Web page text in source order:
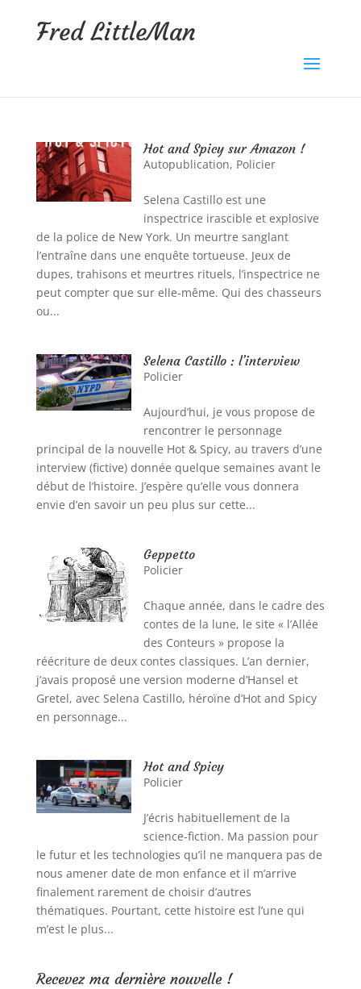
Fred LittleMan
Hot and Spicy sur Amazon !
Autopublication, Policier
Selena Castillo est une
inspectrice irascible et explosive
de la police de New York. Un meurtre sanglant
l’entraîne dans une enquête tortueuse. Jeux de
dupes, trahisons et meurtres rituels, l’inspectrice ne
peut compter que sur elle-même. Qui des chasseurs
ou...
Selena Castillo : l’interview
Policier
Aujourd’hui, je vous propose de
rencontrer le personnage
principal de la nouvelle Hot & Spicy, au travers d’une
interview (fictive) donnée quelque semaines avant le
début de l’histoire. J’espère qu’elle vous donnera
envie d’en savoir un peu plus sur cette...
Geppetto
Policier
Chaque année, dans le cadre des
contes de la lune, le site « l’Allée
des Conteurs » propose la
réécriture de deux contes classiques. L’an dernier,
j’avais proposé une version moderne d’Hansel et
Gretel, avec Selena Castillo, héroïne d’Hot and Spicy
en personnage...
Hot and Spicy
Policier
J’écris habituellement de la
science-fiction. Ma passion pour
le futur et les technologies qu’il ne manquera pas de
nous amener date de mon enfance et il m’arrive
finalement rarement de choisir d’autres
thématiques. Pourtant, cette histoire est l’une qui
m’est le plus...
Recevez ma dernière nouvelle !